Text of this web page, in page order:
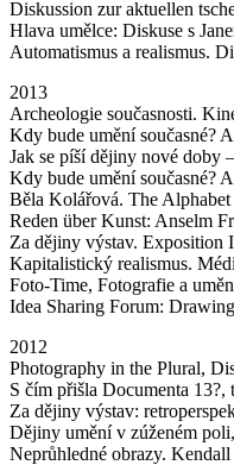
Diskussion zur aktuellen
Hlava umělce: Diskuse s
Automatismus a realismus.
2013
Archeologie současnosti.
Kdy bude umění současné?
Jak se píší dějiny nové doby
Kdy bude umění současné?
Běla Kolářová. The
Reden über Kunst: Anselm
Za dějiny výstav. Exposition
Kapitalistický realismus.
Foto-Time, Fotografie a
Idea Sharing Forum:
2012
Photography in the Plural,
S čím přišla Documenta 13?,
Za dějiny výstav:
Dějiny umění v zúženém
Neprůhledné obrazy.